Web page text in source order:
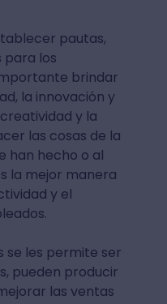
pautas,
para los
brindar
la innovación y
y la
las cosas de la
han hecho o al
la mejor manera
y el
se les permite ser
pueden producir
las ventas